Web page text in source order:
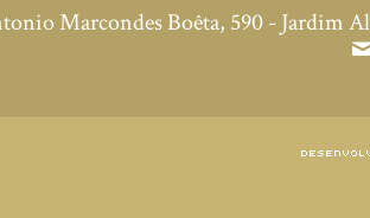
Marcondes Boêta, 590 - Jardim